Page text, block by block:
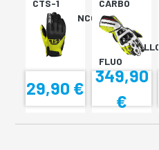
CTS-1
NERO/BIANCO
29,90 €
CARBO
TRACK
EVO
NERO/GIALLO
FLUO
349,90
€